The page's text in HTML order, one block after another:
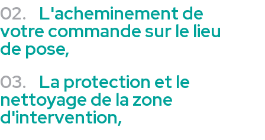
02.
L'acheminement de
votre commande sur le lieu
de pose,
03.
La protection et le
nettoyage de la zone
d'intervention,